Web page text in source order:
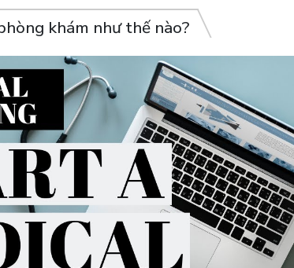
khám như thế nào?